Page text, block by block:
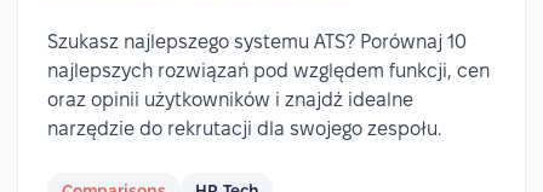
Szukasz najlepszego systemu ATS? Porównaj 10
najlepszych rozwiązań pod względem funkcji, cen
oraz opinii użytkowników i znajdź idealne
narzędzie do rekrutacji dla swojego zespołu.